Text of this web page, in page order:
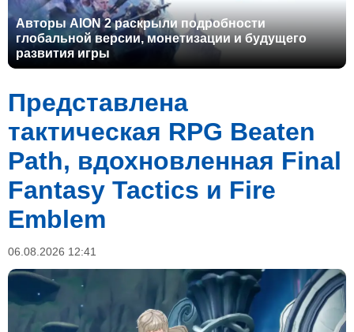
Авторы AION 2 раскрыли подробности
глобальной версии, монетизации и будущего
развития игры
Представлена
тактическая RPG Beaten
Path, вдохновленная Final
Fantasy Tactics и Fire
Emblem
06.08.2026 12:41